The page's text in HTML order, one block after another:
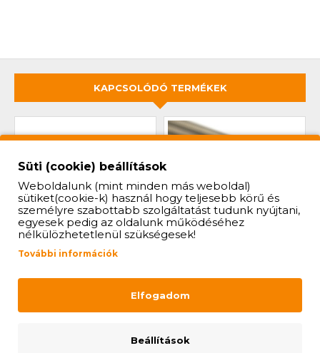
KAPCSOLÓDÓ TERMÉKEK
ROZSDAMENTES)
Süti (cookie) beállítások
Weboldalunk (mint minden más weboldal)
sütiket(cookie-k) használ hogy teljesebb körű és
személyre szabottabb szolgáltatást tudunk nyújtani,
egyesek pedig az oldalunk működéséhez
nélkülözhetetlenül szükségesek!
További információk
Elfogadom
Beállítások